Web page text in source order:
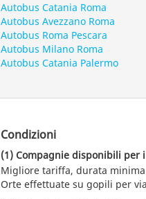
Autobus Catania Roma
Autobus Avezzano Roma
Autobus Roma Pescara
Autobus Milano Roma
Autobus Catania Palermo
Condizioni
(1) Compagnie disponibili per
Migliore tariffa, durata
Orte effettuate su gopili per